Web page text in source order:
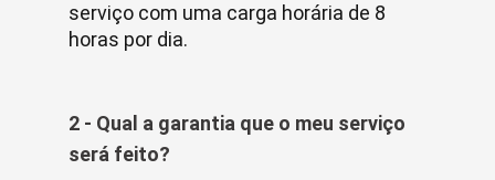
serviço com uma carga horária de 8
horas por dia.
2 - Qual a garantia que o meu serviço
será feito?